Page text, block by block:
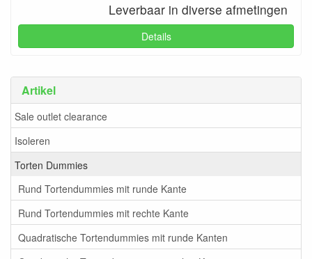
Artikel
Sale outlet clearance
Isoleren
Torten Dummies
Rund Tortendummies mit runde Kante
Rund Tortendummies mit rechte Kante
Quadratische Tortendummies mit runde Kanten
Leverbaar in diverse afmetingen
Details